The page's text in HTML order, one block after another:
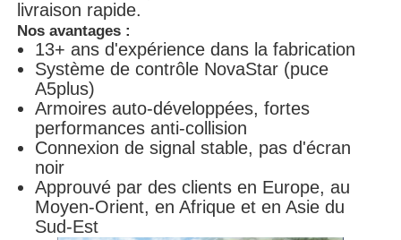
livraison rapide.
Nos avantages :
13+ ans d'expérience dans la fabrication
Système de contrôle NovaStar (puce
A5plus)
Armoires auto-développées, fortes
performances anti-collision
Connexion de signal stable, pas d'écran
noir
Approuvé par des clients en Europe, au
Moyen-Orient, en Afrique et en Asie du
Sud-Est